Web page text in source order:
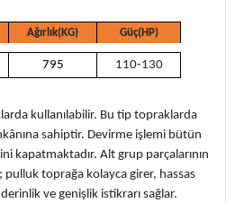
Ağırlık(KG) Güç(HP)
795 110-130
kullanılabilir. Bu tip topraklarda
sahiptir. Devirme işlemi bütün
kapatmaktadır. Alt grup parçalarının
pulluk toprağa kolayca girer, hassas
ve genişlik istikrarı sağlar.